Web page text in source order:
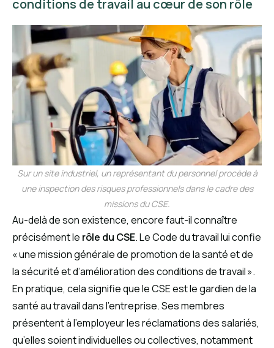
conditions de travail au cœur de son rôle
Sur un site industriel, un représentant du personnel procède à
une inspection des risques professionnels dans le cadre des
missions du CSE.
Au-delà de son existence, encore faut-il connaître
précisément le rôle du CSE. Le Code du travail lui confie
« une mission générale de promotion de la santé et de
la sécurité et d’amélioration des conditions de travail ».
En pratique, cela signifie que le CSE est le gardien de la
santé au travail dans l’entreprise. Ses membres
présentent à l’employeur les réclamations des salariés,
qu’elles soient individuelles ou collectives, notamment